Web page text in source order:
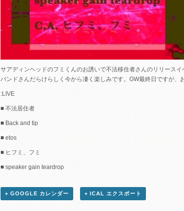
サアディンヘッドのフミくんのお誘いで不法移住者さんのリリース
バンドさんだらけらしく今から凄く楽しみです。GW最終日ですが、
:LIVE
■ 不法居住者
■ Back and tip
■ etos
■ ヒフミ、フミ
■ speaker gain teardrop
+ GOOGLE カレンダー + ICAL エクスポート